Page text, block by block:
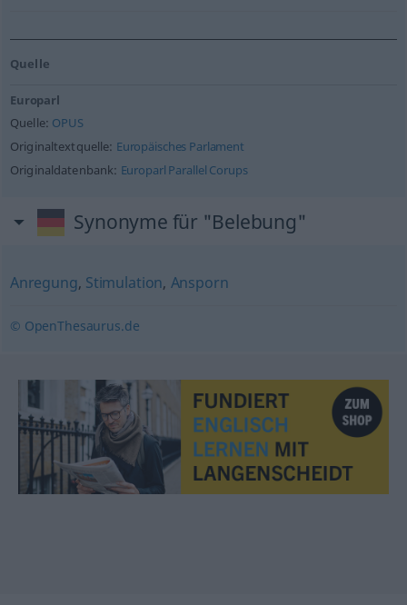
Quelle
Europarl
Quelle: OPUS
Originaltextquelle: Europäisches Parlament
Originaldatenbank: Europarl Parallel Corups
Synonyme für "Belebung"
Anregung, Stimulation, Ansporn
© OpenThesaurus.de